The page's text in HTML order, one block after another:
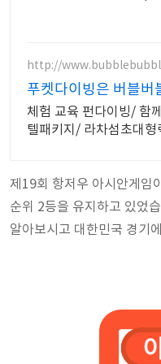
http://
푸켓다이빙은 버블버
체험 교육 펀다이빙/ 함께해요시밀란/ 재미와 안전 친절 /입문부터 강사까지/ 공항픽업 연계숙소호
텔패키지/ 라차섬초대
제19회 항저우 아시안게임
순위 2등을 유지하고 있었
알아보시고 대한민국 경기